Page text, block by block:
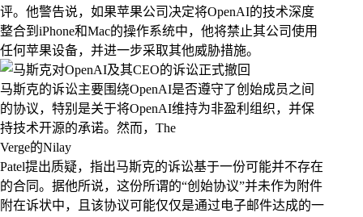
评。他警告说，如果苹果公司决定将OpenAI的技术深度
整合到iPhone和Mac的操作系统中，他将禁止其公司使用
任何苹果设备，并进一步采取其他威胁措施。
马斯克的诉讼主要围绕OpenAI是否遵守了创始成员之间
的协议，特别是关于将OpenAI维持为非盈利组织，并保
持技术开源的承诺。然而，The
Verge的Nilay
Patel提出质疑，指出马斯克的诉讼基于一份可能并不存在
的合同。据他所说，这份所谓的“创始协议”并未作为附件
附在诉状中，且该协议可能仅仅是通过电子邮件达成的一